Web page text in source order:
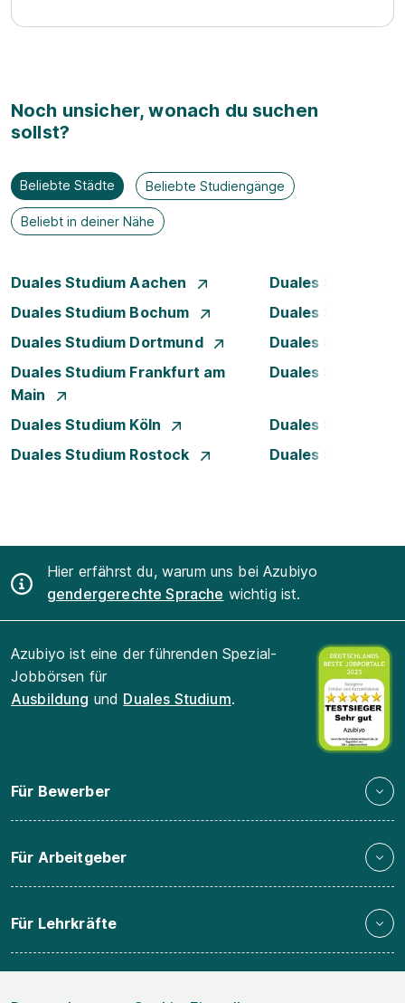
Noch unsicher, wonach du suchen
sollst?
Beliebte Städte Beliebte Studiengänge
Beliebt in deiner Nähe
Duales Studium Aachen
Duales Studium
Duales Studium Bochum
Duales Studium
Duales Studium Dortmund
Duales Studium
Duales Studium Frankfurt am
Main
Duales Studium
Duales Studium Köln
Duales Studium
Duales Studium Rostock
Duales Studium
Hier erfährst du, warum uns bei Azubiyo
gendergerechte Sprache wichtig ist.
Azubiyo ist eine der führenden Spezial-
Jobbörsen für
Ausbildung und Duales Studium.
Für Bewerber
Für Arbeitgeber
Für Lehrkräfte